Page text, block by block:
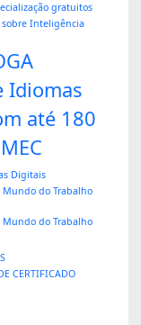
gratuitos
Inteligência
Idiomas
até 180
Digitais
Mundo do Trabalho
Mundo do Trabalho
CERTIFICADO